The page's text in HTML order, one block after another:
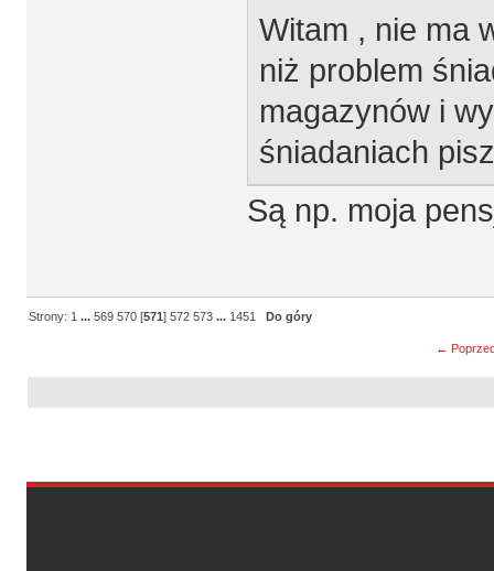
Witam , nie ma
niż problem
magazynów i
śniadaniach
Są np. moja
Strony: 1 ...569 570 [571]572 573 ... 1451 Do góry
←